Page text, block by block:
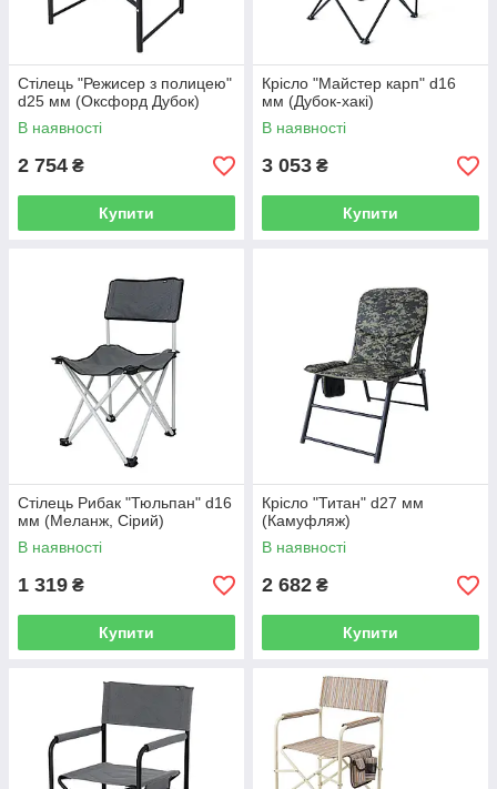
Стілець "Режисер з полицею"
d25 мм (Оксфорд Дубок)
В наявності
2 754 ₴
Купити
Крісло "Майстер карп" d16
мм (Дубок-хакі)
В наявності
3 053 ₴
Купити
Стілець Рибак "Тюльпан" d16
мм (Меланж, Сірий)
В наявності
1 319 ₴
Купити
Крісло "Титан" d27 мм
(Камуфляж)
В наявності
2 682 ₴
Купити